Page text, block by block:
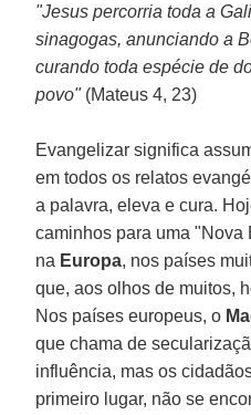
"Jesus percorria toda a
sinagogas, anunciando a
curando toda espécie de
povo"(Mateus 4, 23)
Evangelizar significa
em todos os relatos
a palavra, eleva e cura.
caminhos para uma
na Europa, nos países
que, aos olhos de muitos,
Nos países europeus, o
que chama de
influência, mas os
primeiro lugar, não se